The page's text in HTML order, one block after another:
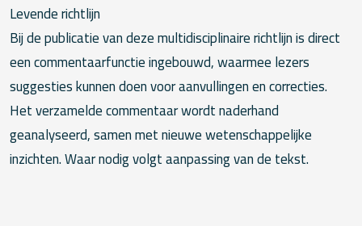
Levende richtlijn
Bij de publicatie van deze multidisciplinaire richtlijn is direct
een commentaarfunctie ingebouwd, waarmee lezers
suggesties kunnen doen voor aanvullingen en correcties.
Het verzamelde commentaar wordt naderhand
geanalyseerd, samen met nieuwe wetenschappelijke
inzichten. Waar nodig volgt aanpassing van de tekst.